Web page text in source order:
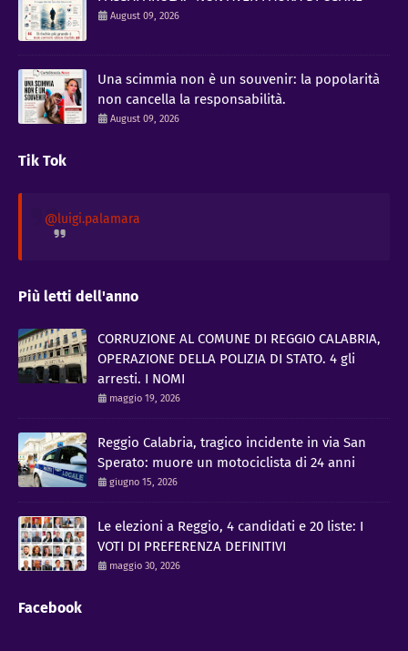
August 09, 2026
Una scimmia non è un souvenir: la popolarità
non cancella la responsabilità.
August 09, 2026
Tik Tok
@luigi.palamara
Più letti dell'anno
CORRUZIONE AL COMUNE DI REGGIO CALABRIA,
OPERAZIONE DELLA POLIZIA DI STATO. 4 gli
arresti. I NOMI
maggio 19, 2026
Reggio Calabria, tragico incidente in via San
Sperato: muore un motociclista di 24 anni
giugno 15, 2026
Le elezioni a Reggio, 4 candidati e 20 liste: I
VOTI DI PREFERENZA DEFINITIVI
maggio 30, 2026
Facebook